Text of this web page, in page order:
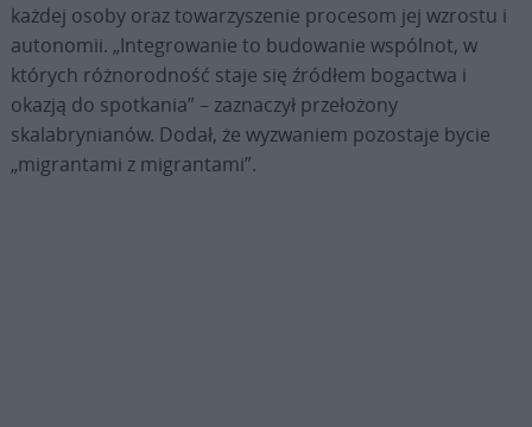
każdej osoby oraz towarzyszenie procesom jej wzrostu i
autonomii. „Integrowanie to budowanie wspólnot, w
których różnorodność staje się źródłem bogactwa i
okazją do spotkania” – zaznaczył przełożony
skalabrynianów. Dodał, że wyzwaniem pozostaje bycie
„migrantami z migrantami”.